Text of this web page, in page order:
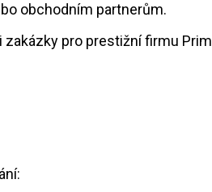
obchodním partnerům.
pro prestižní firmu Prim